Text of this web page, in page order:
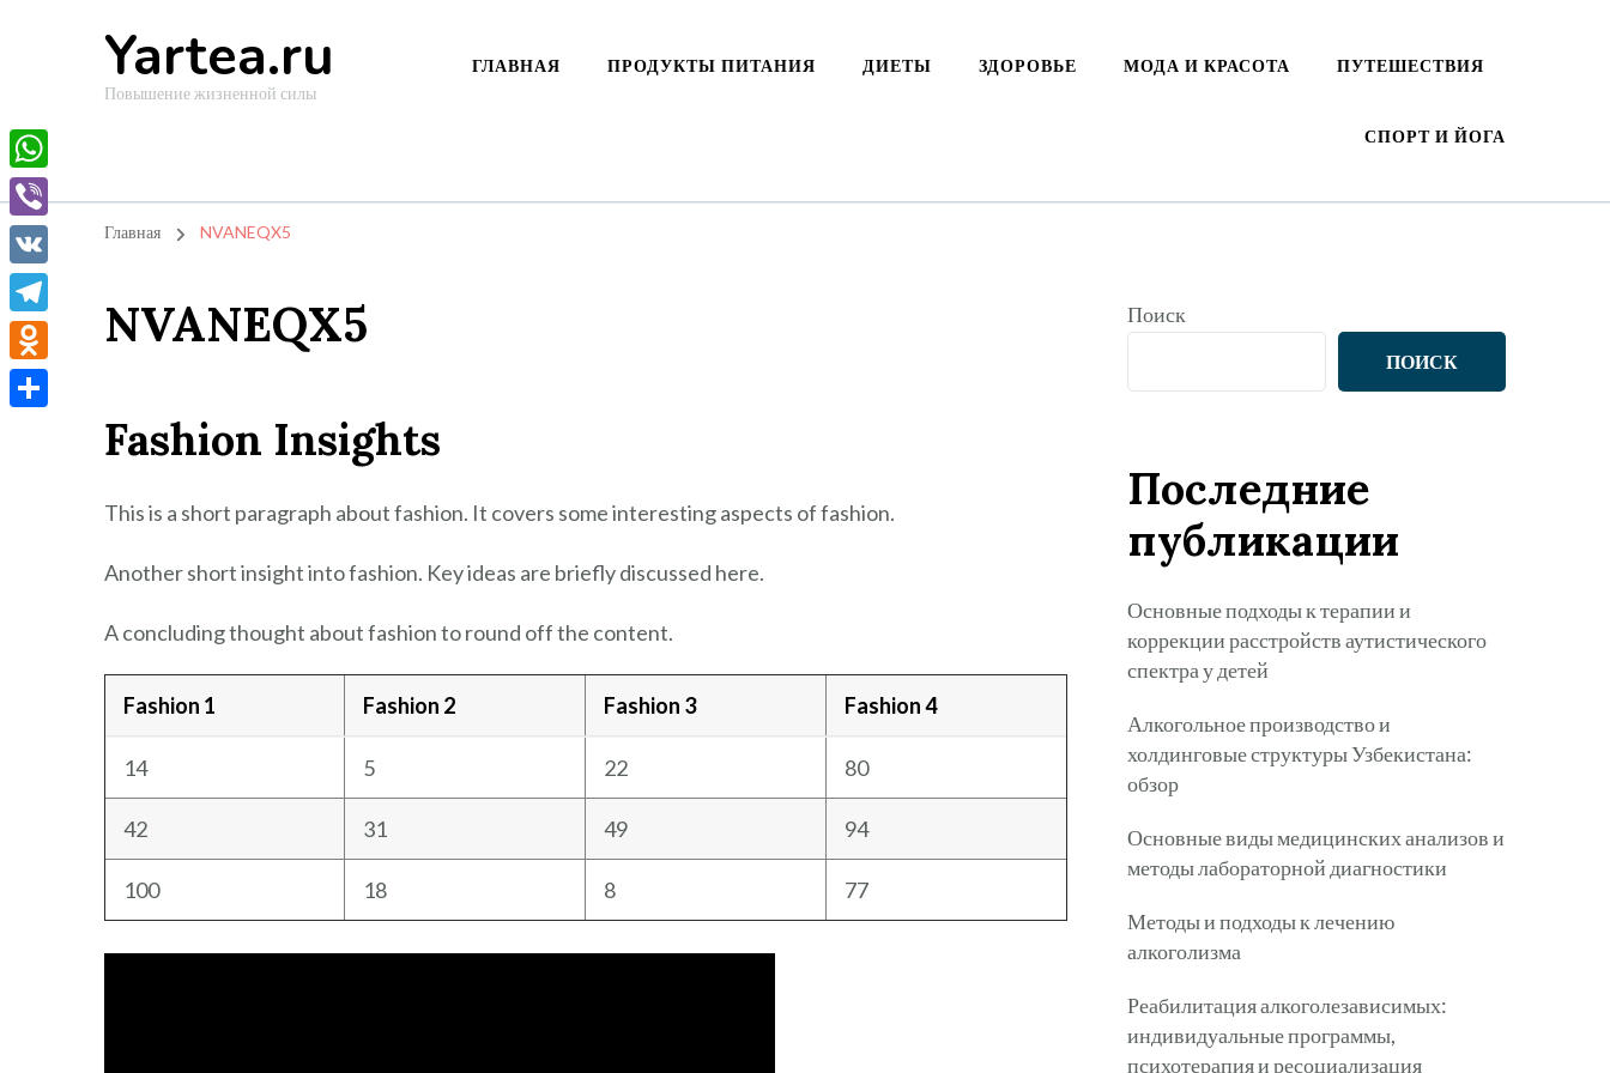
Yartea.ru
Повышение жизненной силы
ГЛАВНАЯ ПРОДУКТЫ ПИТАНИЯ ДИЕТЫ ЗДОРОВЬЕ МОДА И КРАСОТА ПУТЕШЕСТВИЯ
СПОРТ И ЙОГА
Главная NVANEQX5
NVANEQX5
Fashion Insights
This is a short paragraph about fashion. It covers some interesting aspects of fashion.
Another short insight into fashion. Key ideas are briefly discussed here.
A concluding thought about fashion to round off the content.
Fashion 1 Fashion 2 Fashion 3 Fashion 4
14 5 22 80
42 31 49 94
100 18 8 77
Поиск
ПОИСК
Последние
публикации
Основные подходы к терапии и
коррекции расстройств аутистического
спектра у детей
Алкогольное производство и
холдинговые структуры Узбекистана:
обзор
Основные виды медицинских анализов и
методы лабораторной диагностики
Методы и подходы к лечению
алкоголизма
Реабилитация алкоголезависимых:
индивидуальные программы,
психотерапия и ресоциализация
WhatsApp
Viber
VK
Telegram
Odnoklassniki
Отправить